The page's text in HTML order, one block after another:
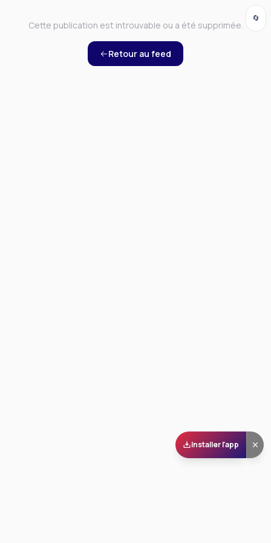
Cette publication est introuvable ou a été supprimée.
Retour au feed
Installer l'app
🔄